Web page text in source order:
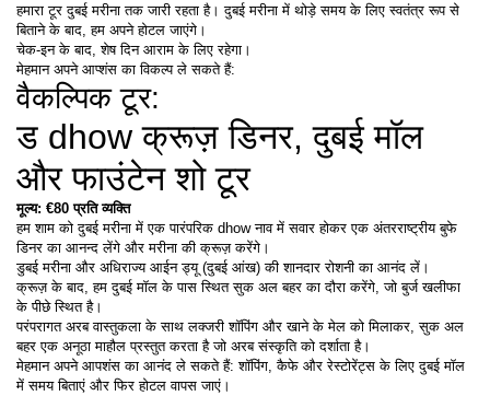
हमारा टूर दुबई मरीना तक जारी रहता है। दुबई मरीना में थोड़े समय के लिए स्वतंत्र रूप से
बिताने के बाद, हम अपने होटल जाएंगे।
चेक-इन के बाद, शेष दिन आराम के लिए रहेगा।
मेहमान अपने आप्शंस का विकल्प ले सकते हैं:
वैकल्पिक टूर:
ड dhow क्रूज़ डिनर, दुबई मॉल
और फाउंटेन शो टूर
मूल्य: €80 प्रति व्यक्ति
हम शाम को दुबई मरीना में एक पारंपरिक dhow नाव में सवार होकर एक अंतरराष्ट्रीय बुफे
डिनर का आनन्द लेंगे और मरीना की क्रूज़ करेंगे।
डुबई मरीना और अधिराज्य आईन ड्यू (दुबई आंख) की शानदार रोशनी का आनंद लें।
क्रूज़ के बाद, हम दुबई मॉल के पास स्थित सुक अल बहर का दौरा करेंगे, जो बुर्ज खलीफा
के पीछे स्थित है।
परंपरागत अरब वास्तुकला के साथ लक्जरी शॉपिंग और खाने के मेल को मिलाकर, सुक अल
बहर एक अनूठा माहौल प्रस्तुत करता है जो अरब संस्कृति को दर्शाता है।
मेहमान अपने आपशंस का आनंद ले सकते हैं: शॉपिंग, कैफे और रेस्टोरेंट्स के लिए दुबई मॉल
में समय बिताएं और फिर होटल वापस जाएं।